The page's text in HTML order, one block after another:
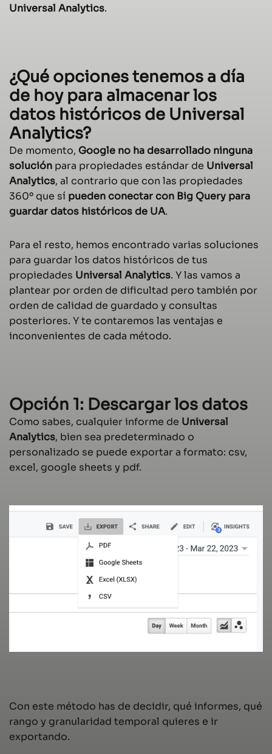
Universal Analytics.
¿Qué opciones tenemos a día
de hoy para almacenar los
datos históricos de Universal
Analytics?
De momento, Google no ha desarrollado ninguna
solución para propiedades estándar de Universal
Analytics, al contrario que con las propiedades
360º que sí pueden conectar con Big Query para
guardar datos históricos de UA.
Para el resto, hemos encontrado varias soluciones
para guardar los datos históricos de tus
propiedades Universal Analytics. Y las vamos a
plantear por orden de dificultad pero también por
orden de calidad de guardado y consultas
posteriores. Y te contaremos las ventajas e
inconvenientes de cada método.
Opción 1: Descargar los datos
Como sabes, cualquier informe de Universal
Analytics, bien sea predeterminado o
personalizado se puede exportar a formato: csv,
excel, google sheets y pdf.
Con este método has de decidir, qué informes, qué
rango y granularidad temporal quieres e ir
exportando.